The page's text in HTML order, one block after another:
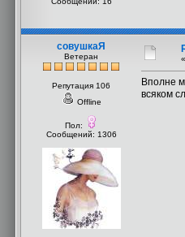
совушкаЯ
Ветеран
Репутация 106
Offline
Пол:
Сообщений: 1306
«
Вполне
всяком